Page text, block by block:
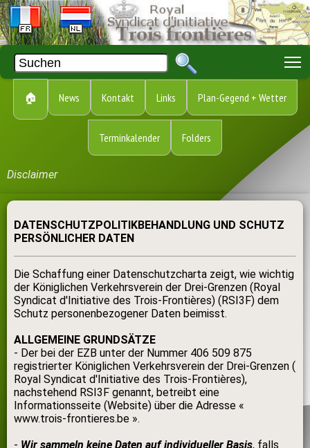
🏠 News Kontakt Links Plan-Gegend + Wetter
Terminkalender Folders
Disclaimer
DATENSCHUTZPOLITIKBEHANDLUNG UND SCHUTZ
PERSÖNLICHER DATEN
Die Schaffung einer Datenschutzcharta zeigt, wie wichtig
der Königlichen Verkehrsverein der Drei-Grenzen (Royal
Syndicat d'Initiative des Trois-Frontières) (RSI3F) dem
Schutz personenbezogener Daten beimisst.
ALLGEMEINE GRUNDSÄTZE
- Der bei der EZB unter der Nummer 406 509 875
registrierter Königlichen Verkehrsverein der Drei-Grenzen (
Royal Syndicat d'Initiative des Trois-Frontières),
nachstehend RSI3F genannt, betreibt eine
Informationsseite (Website) über die Adresse «
www.trois-frontieres.be ».
- Wir sammeln keine Daten auf individueller Basis, falls